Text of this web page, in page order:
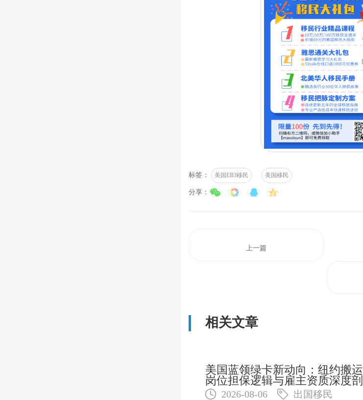
标签： 美国EB3移民 美国移民
分享：
上一篇
相关文章
美国蓝领绿卡新动向：纽约搬运
岗位担保逻辑与雇主资质深度剖
析 2026-08-06 出国移民